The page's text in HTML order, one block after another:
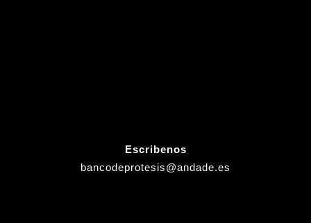
Escribenos
bancodeprotesis@andade.es